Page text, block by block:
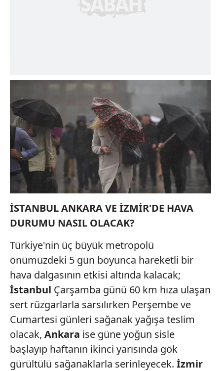
İSTANBUL ANKARA VE İZMİR'DE HAVA
DURUMU NASIL OLACAK?
Türkiye'nin üç büyük metropolü
önümüzdeki 5 gün boyunca hareketli bir
hava dalgasının etkisi altında kalacak;
İstanbul Çarşamba günü 60 km hıza ulaşan
sert rüzgarlarla sarsılırken Perşembe ve
Cumartesi günleri sağanak yağışa teslim
olacak, Ankara ise güne yoğun sisle
başlayıp haftanın ikinci yarısında gök
gürültülü sağanaklarla serinleyecek. İzmir